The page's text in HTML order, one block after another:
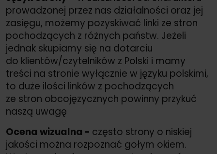
prowadzonej przez nas działalności oraz jej
zasięgu, możemy pozyskiwać linki ze stron
pochodzących z różnych państw. Jeżeli
jednak skupiamy się na dotarciu
do klientów/czytelników z Polski i mamy
treści na stronie wyłącznie w języku polskimi,
to duże ilości linków z pochodzących
ze stron obcojęzycznych powinny przykuć
naszą uwagę
Ocena wizualna - często strony o niskiej
jakości można rozpoznać gołym okiem.